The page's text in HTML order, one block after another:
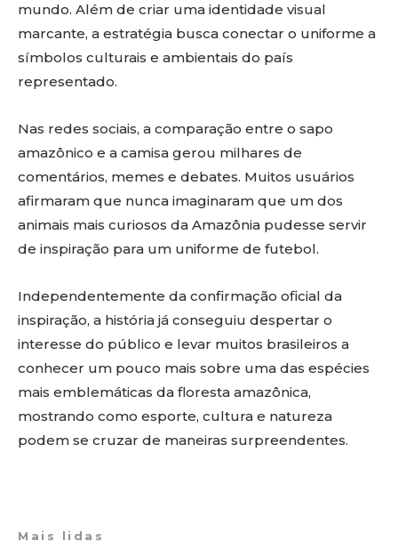
mundo. Além de criar uma identidade visual
marcante, a estratégia busca conectar o uniforme a
símbolos culturais e ambientais do país
representado.
Nas redes sociais, a comparação entre o sapo
amazônico e a camisa gerou milhares de
comentários, memes e debates. Muitos usuários
afirmaram que nunca imaginaram que um dos
animais mais curiosos da Amazônia pudesse servir
de inspiração para um uniforme de futebol.
Independentemente da confirmação oficial da
inspiração, a história já conseguiu despertar o
interesse do público e levar muitos brasileiros a
conhecer um pouco mais sobre uma das espécies
mais emblemáticas da floresta amazônica,
mostrando como esporte, cultura e natureza
podem se cruzar de maneiras surpreendentes.
Mais lidas